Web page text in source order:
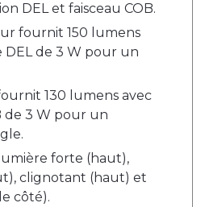
DEL et faisceau COB.
fournit 150 lumens
de 3 W pour un
130 lumens avec
de 3 W pour un
forte (haut),
clignotant (haut) et
côté).